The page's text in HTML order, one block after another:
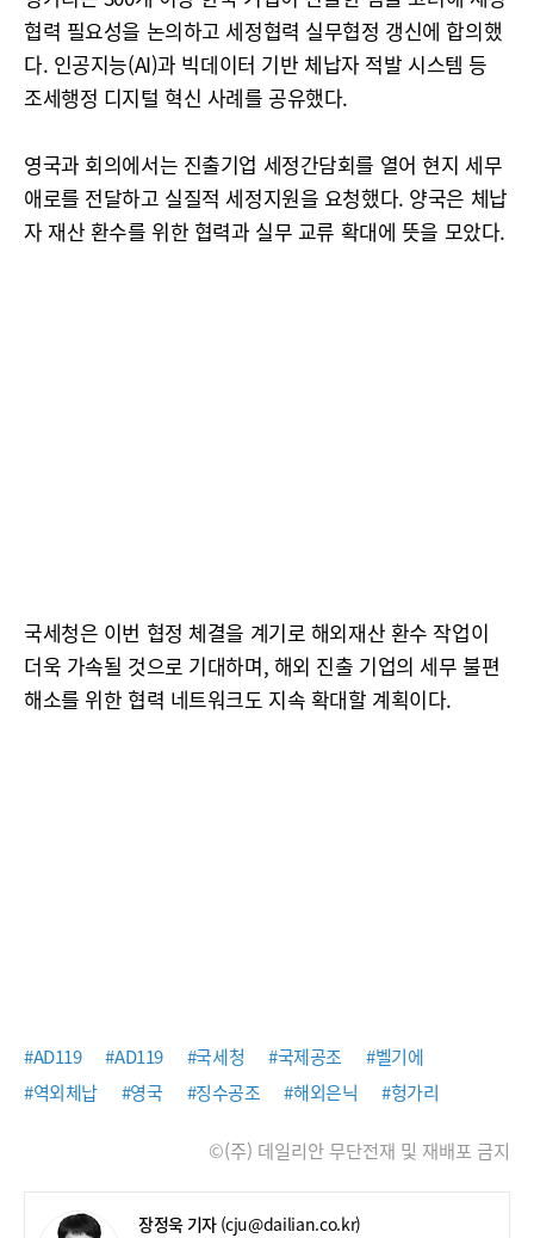
협력 필요성을 논의하고 세정협력 실무협정 갱신에 합의했
다. 인공지능(AI)과 빅데이터 기반 체납자 적발 시스템 등
조세행정 디지털 혁신 사례를 공유했다.
영국과 회의에서는 진출기업 세정간담회를 열어 현지 세무
애로를 전달하고 실질적 세정지원을 요청했다. 양국은 체납
자 재산 환수를 위한 협력과 실무 교류 확대에 뜻을 모았다.
국세청은 이번 협정 체결을 계기로 해외재산 환수 작업이
더욱 가속될 것으로 기대하며, 해외 진출 기업의 세무 불편
해소를 위한 협력 네트워크도 지속 확대할 계획이다.
#AD119 #AD119 #국세청 #국제공조
#벨기에
#역외체납
#영국 #징수공조 #해외은닉 #헝가리
©(주) 데일리안 무단전재 및 재배포 금지
장정욱 기자 (cju@dailian.co.kr)